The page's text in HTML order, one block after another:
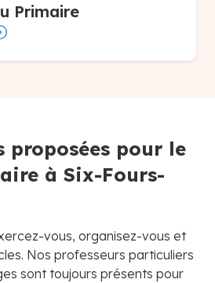
Primaire
proposées pour le
à Six-Fours-
vous, organisez-vous et
Nos professeurs particuliers
sont toujours présents pour